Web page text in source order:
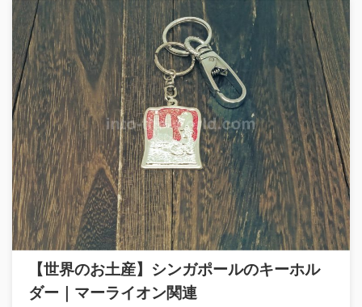
【世界のお土産】シンガポールのキーホル
ダー｜マーライオン関連